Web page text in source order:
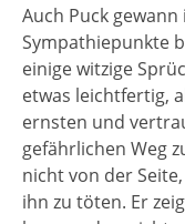
Auch Puck
Sympathiepunkte
einige witzige
etwas leichtfertig,
ernsten und
gefährlichen Weg
nicht von der
ihn zu töten. Er